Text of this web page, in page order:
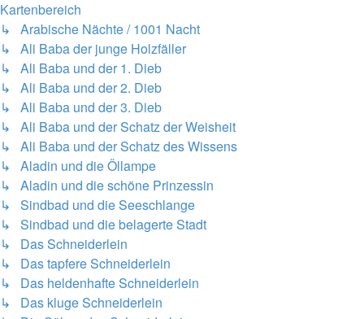
Kartenbereich
↳ Arabische Nächte / 1001 Nacht
↳ Ali Baba der junge Holzfäller
↳ Ali Baba und der 1. Dieb
↳ Ali Baba und der 2. Dieb
↳ Ali Baba und der 3. Dieb
↳ Ali Baba und der Schatz der Weisheit
↳ Ali Baba und der Schatz des Wissens
↳ Aladin und die Öllampe
↳ Aladin und die schöne Prinzessin
↳ Sindbad und die Seeschlange
↳ Sindbad und die belagerte Stadt
↳ Das Schneiderlein
↳ Das tapfere Schneiderlein
↳ Das heldenhafte Schneiderlein
↳ Das kluge Schneiderlein